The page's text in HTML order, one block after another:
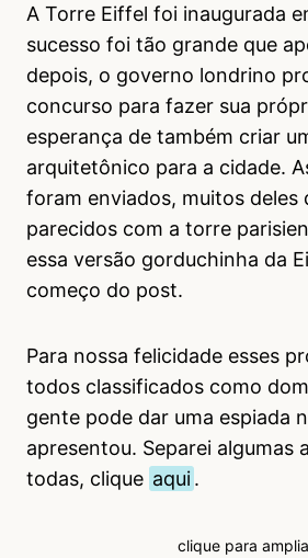
A Torre Eiffel foi inaugurada
sucesso foi tão grande que
depois, o governo londrino
concurso para fazer sua
esperança de também criar
arquitetônico para a cidade.
foram enviados, muitos deles
parecidos com a torre
essa versão gorduchinha da
começo do post.
Para nossa felicidade esses
todos classificados como
gente pode dar uma espiada
apresentou. Separei algumas
todas, clique aqui.
clique para